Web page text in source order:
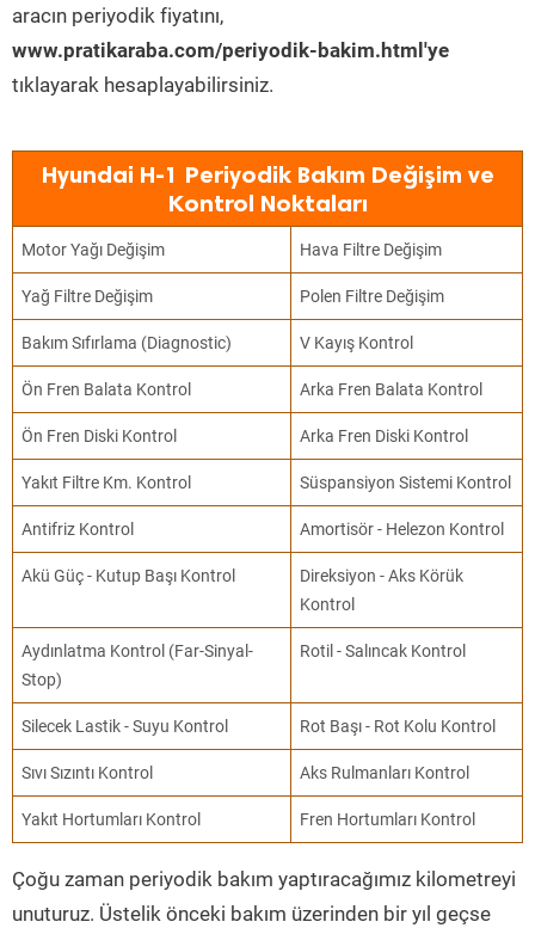
aracın periyodik fiyatını,
www.pratikaraba.com/periyodik-bakim.html'ye
tıklayarak hesaplayabilirsiniz.
Hyundai H-1 Periyodik Bakım Değişim ve
Kontrol Noktaları
Motor Yağı Değişim Hava Filtre Değişim
Yağ Filtre Değişim Polen Filtre Değişim
Bakım Sıfırlama (Diagnostic) V Kayış Kontrol
Ön Fren Balata Kontrol Arka Fren Balata Kontrol
Ön Fren Diski Kontrol Arka Fren Diski Kontrol
Yakıt Filtre Km. Kontrol Süspansiyon Sistemi Kontrol
Antifriz Kontrol Amortisör - Helezon Kontrol
Akü Güç - Kutup Başı Kontrol
Direksiyon - Aks Körük
Kontrol
Aydınlatma Kontrol (Far-Sinyal-
Stop)
Rotil - Salıncak Kontrol
Silecek Lastik - Suyu Kontrol Rot Başı - Rot Kolu Kontrol
Sıvı Sızıntı Kontrol Aks Rulmanları Kontrol
Yakıt Hortumları Kontrol Fren Hortumları Kontrol
Çoğu zaman periyodik bakım yaptıracağımız kilometreyi
unuturuz. Üstelik önceki bakım üzerinden bir yıl geçse